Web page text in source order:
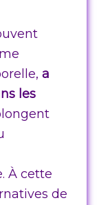
a
les
À cette
de